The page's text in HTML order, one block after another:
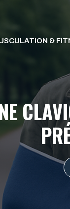
&